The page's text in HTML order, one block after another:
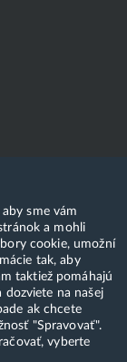
sme vám
a mohli
cookie, umožní
tak, aby
taktiež pomáhajú
dozviete na našej
ak chcete
"Spravovať".
vyberte